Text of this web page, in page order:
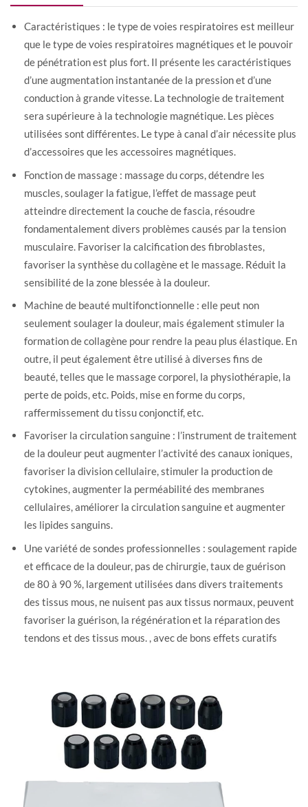
Caractéristiques : le type de voies respiratoires est meilleur
que le type de voies respiratoires magnétiques et le pouvoir
de pénétration est plus fort. Il présente les caractéristiques
d’une augmentation instantanée de la pression et d’une
conduction à grande vitesse. La technologie de traitement
sera supérieure à la technologie magnétique. Les pièces
utilisées sont différentes. Le type à canal d’air nécessite plus
d’accessoires que les accessoires magnétiques.
Fonction de massage : massage du corps, détendre les
muscles, soulager la fatigue, l’effet de massage peut
atteindre directement la couche de fascia, résoudre
fondamentalement divers problèmes causés par la tension
musculaire. Favoriser la calcification des fibroblastes,
favoriser la synthèse du collagène et le massage. Réduit la
sensibilité de la zone blessée à la douleur.
Machine de beauté multifonctionnelle : elle peut non
seulement soulager la douleur, mais également stimuler la
formation de collagène pour rendre la peau plus élastique. En
outre, il peut également être utilisé à diverses fins de
beauté, telles que le massage corporel, la physiothérapie, la
perte de poids, etc. Poids, mise en forme du corps,
raffermissement du tissu conjonctif, etc.
Favoriser la circulation sanguine : l’instrument de traitement
de la douleur peut augmenter l’activité des canaux ioniques,
favoriser la division cellulaire, stimuler la production de
cytokines, augmenter la perméabilité des membranes
cellulaires, améliorer la circulation sanguine et augmenter
les lipides sanguins.
Une variété de sondes professionnelles : soulagement rapide
et efficace de la douleur, pas de chirurgie, taux de guérison
de 80 à 90 %, largement utilisées dans divers traitements
des tissus mous, ne nuisent pas aux tissus normaux, peuvent
favoriser la guérison, la régénération et la réparation des
tendons et des tissus mous. , avec de bons effets curatifs